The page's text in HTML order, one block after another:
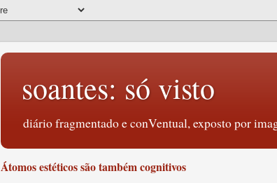
soantes: só visto
diário fragmentado e conVentual, exposto por
Átomos estéticos são também cognitivos